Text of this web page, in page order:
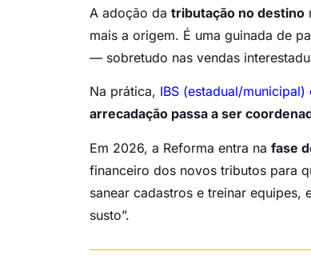
A adoção da tributação no destino
mais a origem. É uma guinada de
— sobretudo nas vendas
Na prática, IBS (estadual/municipal)
arrecadação passa a ser
Em 2026, a Reforma entra na fase
financeiro dos novos tributos para
sanear cadastros e treinar equipes,
susto”.